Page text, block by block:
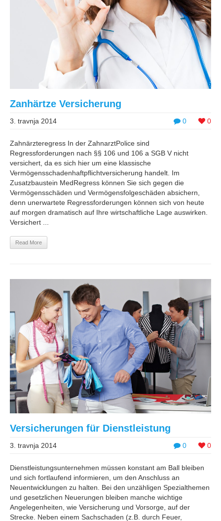
Zanhärtze Versicherung
0 0
3. travnja 2014
Zahnärzteregress In der ZahnarztPolice sind
Regressforderungen nach §§ 106 und 106 a SGB V nicht
versichert, da es sich hier um eine klassische
Vermögensschadenhaftpflichtversicherung handelt. Im
Zusatzbaustein MedRegress können Sie sich gegen die
Vermögensschäden und Vermögensfolgeschäden absichern,
denn unerwartete Regressforderungen können sich von heute
auf morgen dramatisch auf Ihre wirtschaftliche Lage auswirken.
Versichert ...
Read More
Versicherungen für Dienstleistung
0 0
3. travnja 2014
Dienstleistungsunternehmen müssen konstant am Ball bleiben
und sich fortlaufend informieren, um den Anschluss an
Neuentwicklungen zu halten. Bei den unzähligen Spezialthemen
und gesetzlichen Neuerungen bleiben manche wichtige
Angelegenheiten, wie Versicherung und Vorsorge, auf der
Strecke. Neben einem Sachschaden (z.B. durch Feuer,